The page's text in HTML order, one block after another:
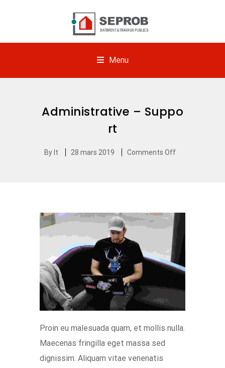
Menu
Administrative – Suppo
rt
By It 28 mars 2019 Comments Off
Proin eu malesuada quam, et mollis nulla.
Maecenas fringilla eget massa sed
dignissim. Aliquam vitae venenatis